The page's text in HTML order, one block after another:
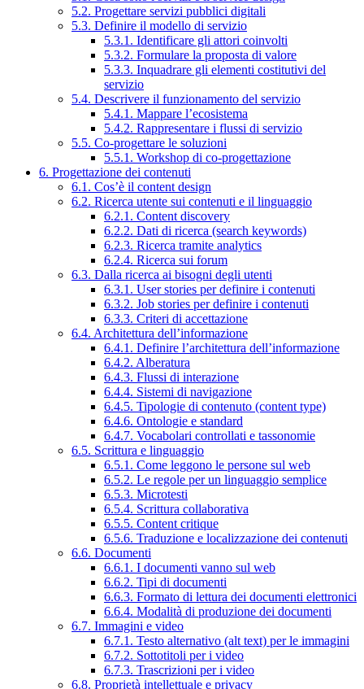
5.2. Progettare servizi pubblici digitali
5.3. Definire il modello di servizio
5.3.1. Identificare gli attori coinvolti
5.3.2. Formulare la proposta di valore
5.3.3. Inquadrare gli elementi costitutivi del
servizio
5.4. Descrivere il funzionamento del servizio
5.4.1. Mappare l’ecosistema
5.4.2. Rappresentare i flussi di servizio
5.5. Co-progettare le soluzioni
5.5.1. Workshop di co-progettazione
6. Progettazione dei contenuti
6.1. Cos’è il content design
6.2. Ricerca utente sui contenuti e il linguaggio
6.2.1. Content discovery
6.2.2. Dati di ricerca (search keywords)
6.2.3. Ricerca tramite analytics
6.2.4. Ricerca sui forum
6.3. Dalla ricerca ai bisogni degli utenti
6.3.1. User stories per definire i contenuti
6.3.2. Job stories per definire i contenuti
6.3.3. Criteri di accettazione
6.4. Architettura dell’informazione
6.4.1. Definire l’architettura dell’informazione
6.4.2. Alberatura
6.4.3. Flussi di interazione
6.4.4. Sistemi di navigazione
6.4.5. Tipologie di contenuto (content type)
6.4.6. Ontologie e standard
6.4.7. Vocabolari controllati e tassonomie
6.5. Scrittura e linguaggio
6.5.1. Come leggono le persone sul web
6.5.2. Le regole per un linguaggio semplice
6.5.3. Microtesti
6.5.4. Scrittura collaborativa
6.5.5. Content critique
6.5.6. Traduzione e localizzazione dei contenuti
6.6. Documenti
6.6.1. I documenti vanno sul web
6.6.2. Tipi di documenti
6.6.3. Formato di lettura dei documenti elettronici
6.6.4. Modalità di produzione dei documenti
6.7. Immagini e video
6.7.1. Testo alternativo (alt text) per le immagini
6.7.2. Sottotitoli per i video
6.7.3. Trascrizioni per i video
6.8. Proprietà intellettuale e privacy